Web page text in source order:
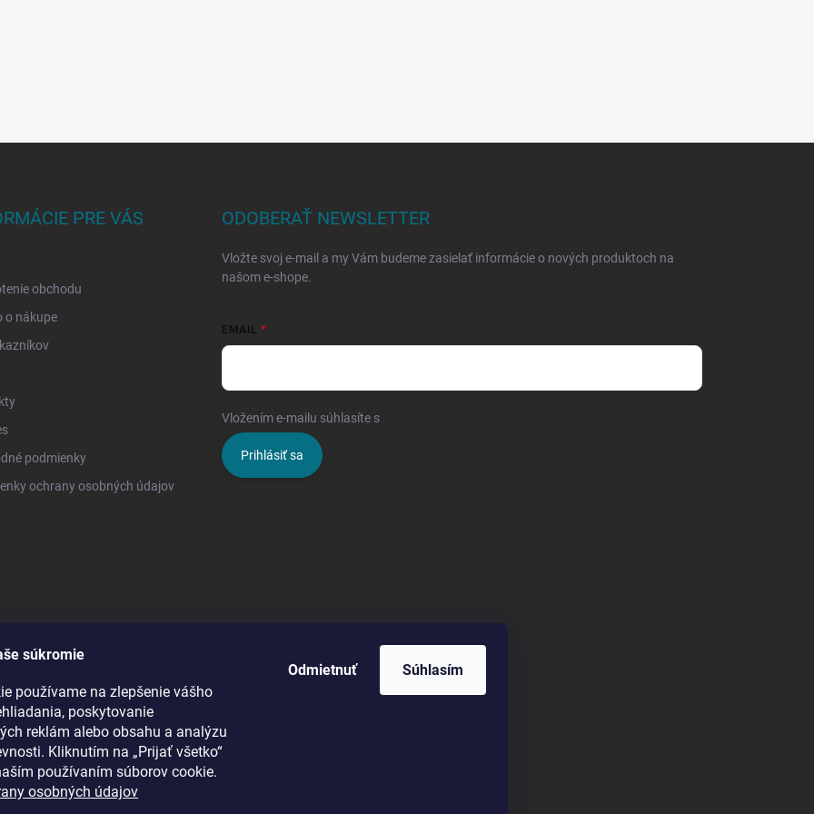
súkromie
používame na zlepšenie vášho
poskytovanie
reklám alebo obsahu a analýzu
Kliknutím na „Prijať všetko“
používaním súborov cookie.
osobných údajov
Odmietnuť Súhlasím
PRE VÁS
obchodu
o nákupe
podmienky
ochrany osobných údajov
ODOBERAŤ NEWSLETTER
Vložte svoj e-mail a my Vám budeme zasielať informácie o nových produktoch na
našom e-shope.
EMAIL
Vložením e-mailu súhlasíte s
Prihlásiť sa